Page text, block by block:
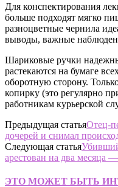
Для конспектирования
больше подходят мягко
разноцветные чернила
выводы, важные
Шариковые ручки
растекаются на бумаге
оборотную сторону.
копирку (это регулярно
работникам курьерской
Предыдущая статьяОтец-
дочерей и снимал
Следующая статья
арестован на два месяца
ЭТО МОЖЕТ БЫТЬ